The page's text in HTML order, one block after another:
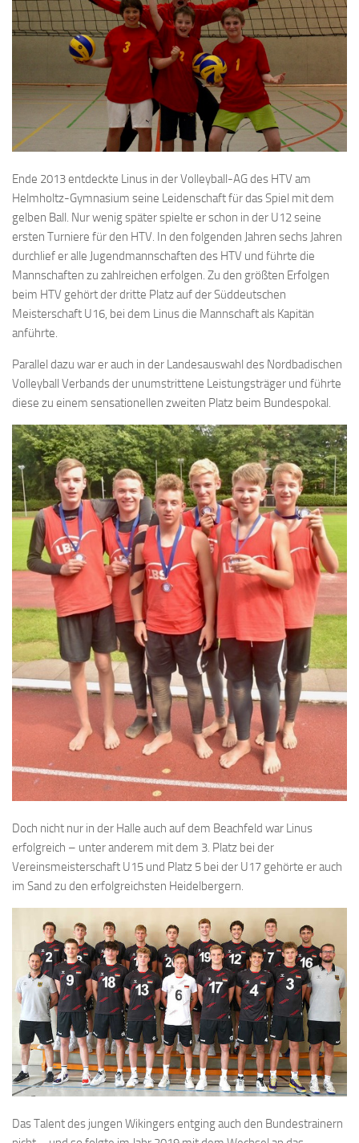
Ende 2013 entdeckte Linus in der Volleyball-AG des HTV am
Helmholtz-Gymnasium seine Leidenschaft für das Spiel mit dem
gelben Ball. Nur wenig später spielte er schon in der U12 seine
ersten Turniere für den HTV. In den folgenden Jahren sechs Jahren
durchlief er alle Jugendmannschaften des HTV und führte die
Mannschaften zu zahlreichen erfolgen. Zu den größten Erfolgen
beim HTV gehört der dritte Platz auf der Süddeutschen
Meisterschaft U16, bei dem Linus die Mannschaft als Kapitän
anführte.
Parallel dazu war er auch in der Landesauswahl des Nordbadischen
Volleyball Verbands der unumstrittene Leistungsträger und führte
diese zu einem sensationellen zweiten Platz beim Bundespokal.
Doch nicht nur in der Halle auch auf dem Beachfeld war Linus
erfolgreich – unter anderem mit dem 3. Platz bei der
Vereinsmeisterschaft U15 und Platz 5 bei der U17 gehörte er auch
im Sand zu den erfolgreichsten Heidelbergern.
Das Talent des jungen Wikingers entging auch den Bundestrainern